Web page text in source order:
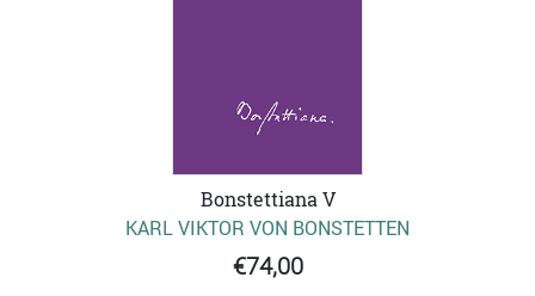
Bonstettiana V
KARL VIKTOR VON BONSTETTEN
€74,00